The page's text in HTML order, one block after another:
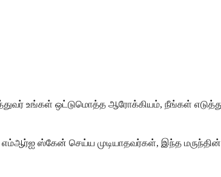
உங்கள் ஒட்டுமொத்த ஆரோக்கியம், நீங்கள்
ஸ்கேன் செய்ய முடியாதவர்கள், இந்த மருந்தின்